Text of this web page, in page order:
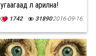
угаагаад л арилна!
1742 318902016-09-16